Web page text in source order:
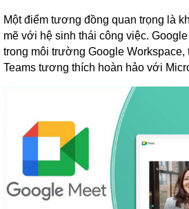
Một điểm tương đồng quan trọng là
mẽ với hệ sinh thái công việc.
trong môi trường Google Workspace,
Teams tương thích hoàn hảo với